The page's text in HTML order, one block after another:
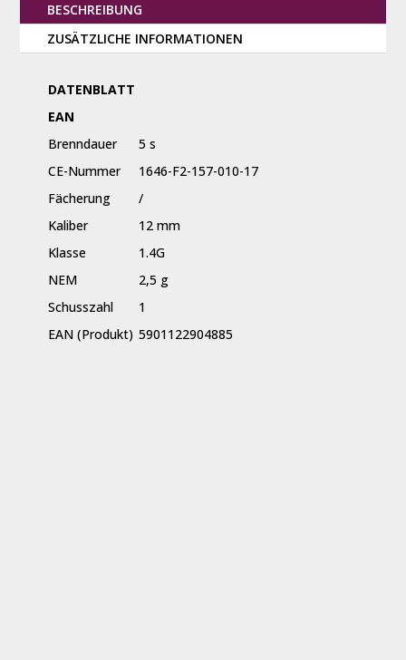
BESCHREIBUNG
ZUSÄTZLICHE INFORMATIONEN
DATENBLATT
EAN
Brenndauer
5 s
CE-Nummer
1646-F2-157-010-17
Fächerung
/
Kaliber
12 mm
Klasse
1.4G
NEM
2,5 g
Schusszahl
1
EAN (Produkt) 5901122904885